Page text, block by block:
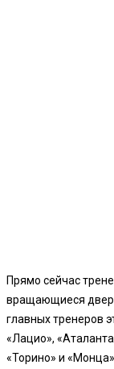
Прямо сейчас
вращающиеся
главных тренеров
«Лацио»,
«Торино» и